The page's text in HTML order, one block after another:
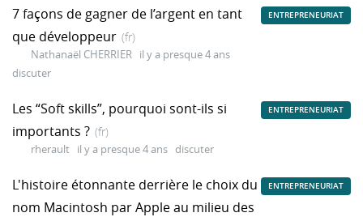
7 façons de gagner de l’argent en tant
que développeur (fr)
Nathanaël CHERRIER il y a presque 4 ans
discuter
ENTREPRENEURIAT
Les “Soft skills”, pourquoi sont-ils si
importants ? (fr)
rherault il y a presque 4 ans discuter
ENTREPRENEURIAT
L'histoire étonnante derrière le choix du
nom Macintosh par Apple au milieu des
ENTREPRENEURIAT